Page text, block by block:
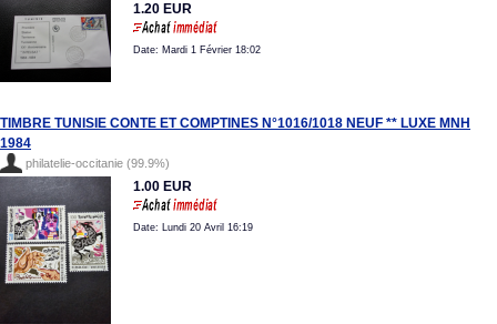
1.20 EUR
Date: Mardi 1 Février 18:02
TIMBRE TUNISIE CONTE ET COMPTINES N°1016/1018 NEUF ** LUXE MNH
1984
philatelie-occitanie (99.9%)
1.00 EUR
Date: Lundi 20 Avril 16:19